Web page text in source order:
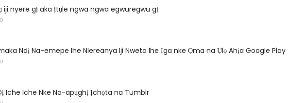
iji nyere gị aka ịtụle ngwa ngwa egwuregwu gị
Ndị Na-emepe Ihe Nlereanya Iji Nweta Ihe Ịga nke Ọma na Ụlọ Ahịa Google Play
Iche Iche Nke Na-apụghị Ịchọta na Tumblr